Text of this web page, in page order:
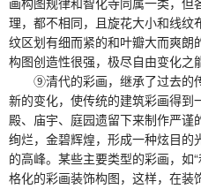
理，都不相同，且旋花大小和线
纹区划有细而紧的和叶瓣大而爽
构图创造性很强，极尽自由变化之
⑨清代的彩画，继承了过去的
新的变化，使传统的建筑彩画得到
殿、庙宇、庭园遗留下来制作严
绚烂，金碧辉煌，形成一种炫目
的高峰。某些主要类型的彩画，如
格化的彩画装饰构图，这样，在装